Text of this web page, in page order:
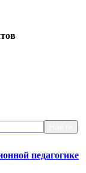
педагогике